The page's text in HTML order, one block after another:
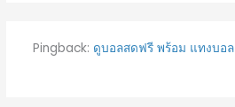
Pingback: ดูบอลสดฟรี พร้อม แทงบอล